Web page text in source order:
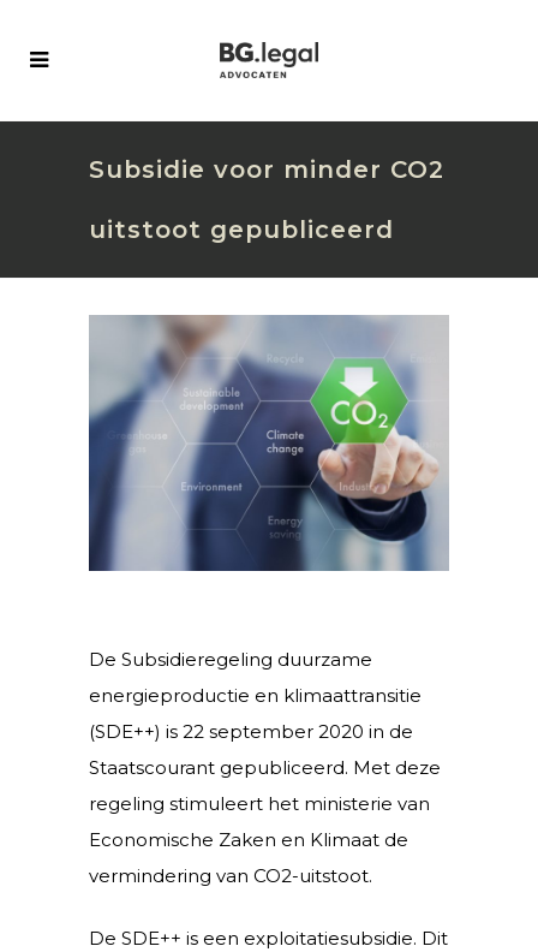
Subsidie voor minder CO2
uitstoot gepubliceerd
De Subsidieregeling duurzame
energieproductie en klimaattransitie
(SDE++) is 22 september 2020 in de
Staatscourant gepubliceerd. Met deze
regeling stimuleert het ministerie van
Economische Zaken en Klimaat de
vermindering van CO2-uitstoot.
De SDE++ is een exploitatiesubsidie. Dit